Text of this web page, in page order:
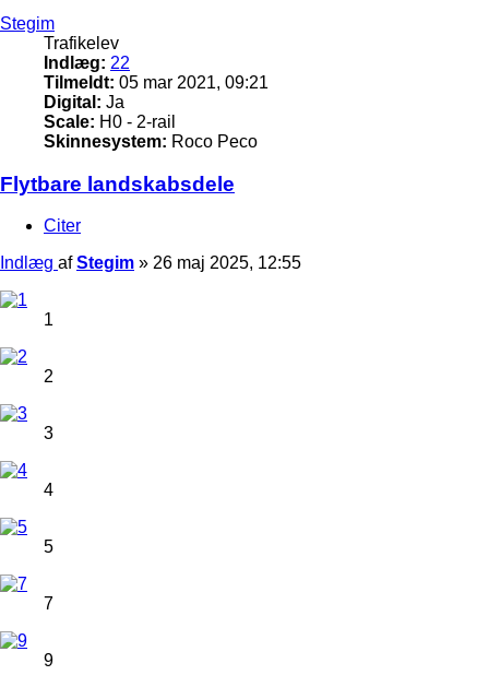
Stegim
Trafikelev
Indlæg: 22
Tilmeldt: 05 mar 2021, 09:21
Digital: Ja
Scale: H0 - 2-rail
Skinnesystem: Roco Peco
Flytbare landskabsdele
Citer
Indlæg afStegim » 26 maj 2025, 12:55
1
2
3
4
5
7
9